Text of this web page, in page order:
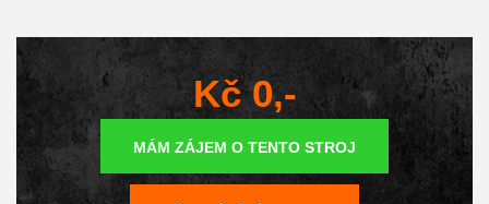
Kč 0,-
MÁM ZÁJEM O TENTO STROJ